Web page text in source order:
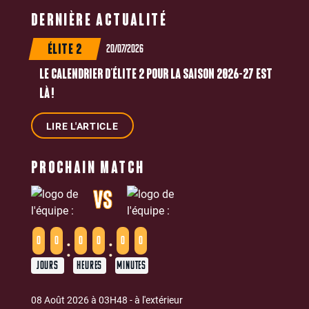
DERNIÈRE ACTUALITÉ
ÉLITE 2 20/07/2026
LE CALENDRIER D’ÉLITE 2 POUR LA SAISON 2026-27 EST
LÀ !
LIRE L'ARTICLE
PROCHAIN MATCH
0 0
JOURS
: 0 0
HEURES
: 0 0
MINUTES
VS
08 Août 2026 à 03H48 - à l'extérieur